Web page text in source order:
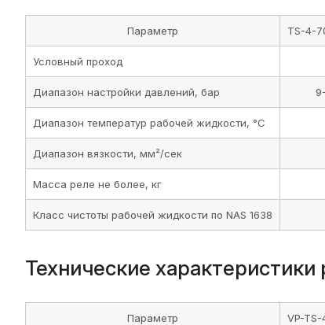
Параметр TS-4-
Условный проход
Диапазон настройки давлений, бар
Диапазон температур рабочей жидкости, °C
Диапазон вязкости, мм²/сек
Масса реле не более, кг
Класс чистоты рабочей жидкости по NAS 1638
Технические
Параметр VP-TS-